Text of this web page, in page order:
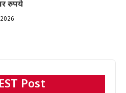
रुपये
Post